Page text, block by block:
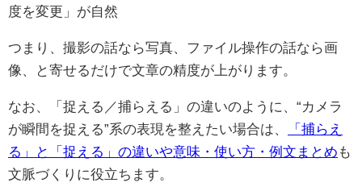
度を変更」が自然
つまり、撮影の話なら写真、ファイル操作の話なら画
像、と寄せるだけで文章の精度が上がります。
なお、「捉える／捕らえる」の違いのように、“カメラ
が瞬間を捉える”系の表現を整えたい場合は、
「捕らえ
る」と「捉える」の違いや意味・使い方・例文まとめ も
文脈づくりに役立ちます。